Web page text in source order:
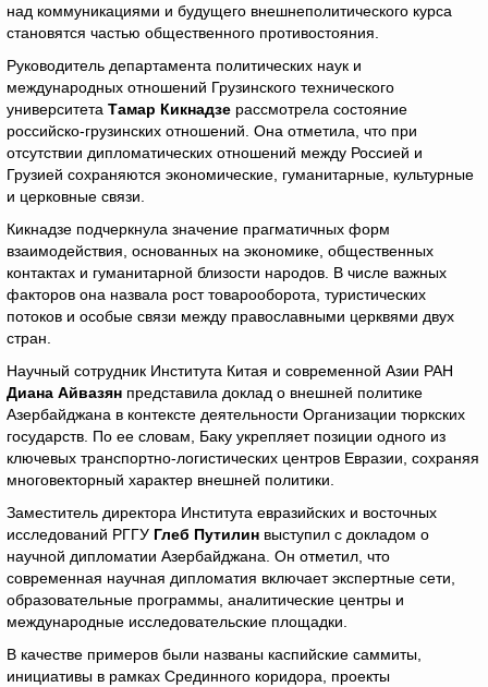
над коммуникациями и будущего внешнеполитического курса
становятся частью общественного противостояния.
Руководитель департамента политических наук и
международных отношений Грузинского технического
университета Тамар Кикнадзе рассмотрела состояние
российско-грузинских отношений. Она отметила, что при
отсутствии дипломатических отношений между Россией и
Грузией сохраняются экономические, гуманитарные, культурные
и церковные связи.
Кикнадзе подчеркнула значение прагматичных форм
взаимодействия, основанных на экономике, общественных
контактах и гуманитарной близости народов. В числе важных
факторов она назвала рост товарооборота, туристических
потоков и особые связи между православными церквями двух
стран.
Научный сотрудник Института Китая и современной Азии РАН
Диана Айвазян представила доклад о внешней политике
Азербайджана в контексте деятельности Организации тюркских
государств. По ее словам, Баку укрепляет позиции одного из
ключевых транспортно-логистических центров Евразии, сохраняя
многовекторный характер внешней политики.
Заместитель директора Института евразийских и восточных
исследований РГГУ Глеб Путилин выступил с докладом о
научной дипломатии Азербайджана. Он отметил, что
современная научная дипломатия включает экспертные сети,
образовательные программы, аналитические центры и
международные исследовательские площадки.
В качестве примеров были названы каспийские саммиты,
инициативы в рамках Срединного коридора, проекты